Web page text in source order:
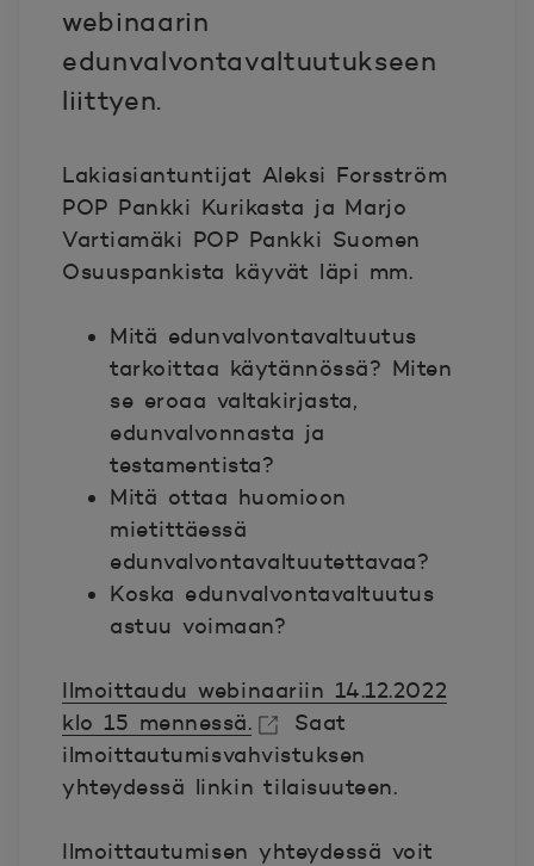
webinaarin
edunvalvontavaltuutukseen
liittyen.
Lakiasiantuntijat Aleksi Forsström
POP Pankki Kurikasta ja Marjo
Vartiamäki POP Pankki Suomen
Osuuspankista käyvät läpi mm.
Mitä edunvalvontavaltuutus
tarkoittaa käytännössä? Miten
se eroaa valtakirjasta,
edunvalvonnasta ja
testamentista?
Mitä ottaa huomioon
mietittäessä
edunvalvontavaltuutettavaa?
Koska edunvalvontavaltuutus
astuu voimaan?
Ilmoittaudu webinaariin 14.12.2022
klo 15 mennessä.
Avautuu uuteen ikkunaan.
Saat
ilmoittautumisvahvistuksen
yhteydessä linkin tilaisuuteen.
Ilmoittautumisen yhteydessä voit